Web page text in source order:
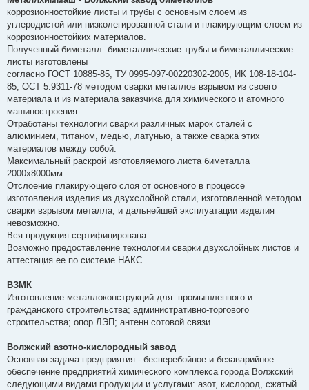
коррозионностойкие листы и трубы с основным слоем из
углеродистой или низколегированной стали и плакирующим слоем из
коррозионностойких материалов.
Полученный биметалл: биметаллические трубы и биметаллические
листы изготовлены
согласно ГОСТ 10885-85, ТУ 0995-097-00220302-2005, ИК 108-18-104-
85, ОСТ 5.9311-78 методом сварки металлов взрывом из своего
материала и из материала заказчика для химического и атомного
машиностроения.
Отработаны технологии сварки различных марок сталей с
алюминием, титаном, медью, латунью, а также сварка этих
материалов между собой.
Максимальный раскрой изготовляемого листа биметалла
2000х8000мм.
Отслоение плакирующего слоя от основного в процессе
изготовления изделия из двухслойной стали, изготовленной методом
сварки взрывом металла, и дальнейшей эксплуатации изделия
невозможно.
Вся продукция сертифицирована.
Возможно предоставление технологии сварки двухслойных листов и
аттестация ее по системе НАКС.
ВЗМК
Изготовление металлоконструкций для: промышленного и
гражданского строительства; административно-торгового
строительства; опор ЛЭП; антенн сотовой связи.
Волжский азотно-кислородный завод
Основная задача предприятия - бесперебойное и безаварийное
обеспечение предприятий химического комплекса города Волжский
следующими видами продукции и услугами: азот, кислород, сжатый